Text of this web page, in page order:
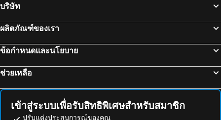
บริษัท
ผลิตภัณฑ์ของเรา
ข้อกำหนดและนโยบาย
ช่วยเหลือ
เข้าสู่ระบบเพื่อรับสิทธิพิเศษสำหรับสมาชิก
ปรับแต่งประสบการณ์ของคุณ